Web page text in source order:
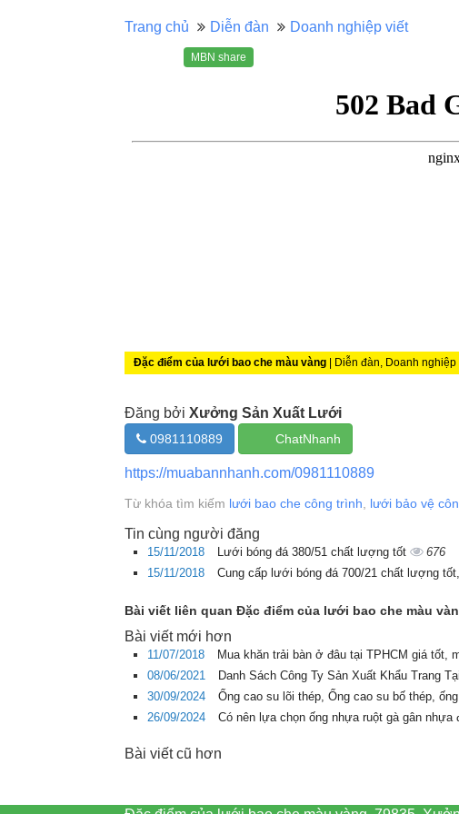
Trang chủ Diễn đàn Doanh nghiệp viết
MBN share
Đặc điểm của lưới bao che màu vàng | Diễn đàn, Doanh nghiệp
Đăng bởi Xưởng Sản Xuất Lưới
0981110889 ChatNhanh
https://muabannhanh.com/0981110889
Từ khóa tìm kiếm lưới bao che công trình lưới bảo vệ
Tin cùng người đăng
15/11/2018 Lưới bóng đá 380/51 chất lượng tốt
676
15/11/2018
Cung cấp lưới bóng đá 700/21 chất lượng
Bài viết liên quan Đặc điểm của lưới bao che màu
Bài viết mới hơn
11/07/2018 Mua khăn trải bàn ở đâu tại TPHCM giá tốt,
08/06/2021
Danh Sách Công Ty Sản Xuất Khẩu Trang
30/09/2024
Ống cao su lõi thép, Ống cao su bố thép,
26/09/2024
Có nên lựa chọn ống nhựa ruột gà gân
Bài viết cũ hơn